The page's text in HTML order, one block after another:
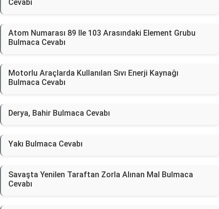
Cevabı
Atom Numarası 89 Ile 103 Arasındaki Element Grubu
Bulmaca Cevabı
Motorlu Araçlarda Kullanılan Sıvı Enerji Kaynağı
Bulmaca Cevabı
Derya, Bahir Bulmaca Cevabı
Yakı Bulmaca Cevabı
Savaşta Yenilen Taraftan Zorla Alınan Mal Bulmaca
Cevabı